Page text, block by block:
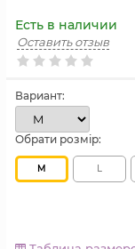
Оставить отзыв
Есть в наличии
Вариант:
Обрати розмір:
M L